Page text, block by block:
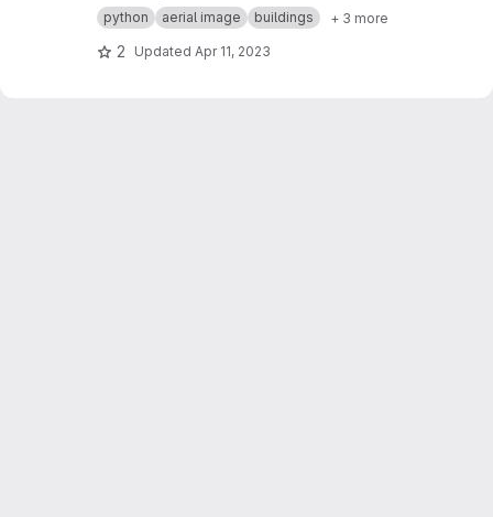
détourées, ce script cherche à proposer des
géométries plus compatibles avec ce qu'un
bâtiment est censé être.
python aerial image buildings + 3 more
2 Updated Apr 11, 2023